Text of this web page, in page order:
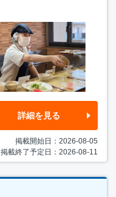
詳細を見る
掲載開始日：2026-08-05
掲載終了予定日：2026-08-11